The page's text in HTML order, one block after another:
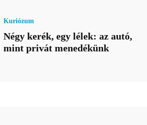
Kuriózum
Négy kerék, egy lélek: az autó,
mint privát menedékünk